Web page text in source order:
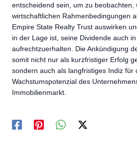
entscheidend sein, um zu beobachten,
wirtschaftlichen Rahmenbedingungen
Empire State Realty Trust auswirken
in der Lage ist, seine Dividende auch
aufrechtzuerhalten. Die Ankündigung
somit nicht nur als kurzfristiger Erfolg
sondern auch als langfristiges Indiz für
Wachstumspotenzial des
Immobilienmarkt.